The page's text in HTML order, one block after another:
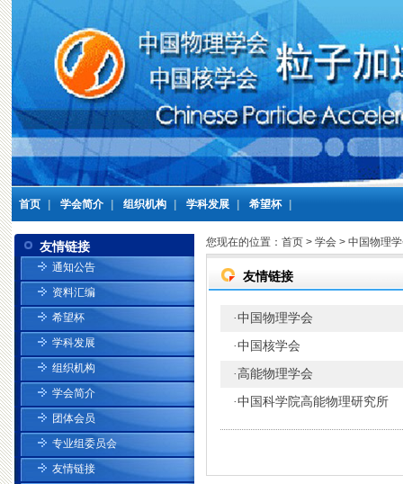
首页 学会简介 组织机构 学科发展 希望杯
友情链接
通知公告
资料汇编
希望杯
学科发展
组织机构
学会简介
团体会员
专业组委员会
友情链接
您现在的位置： 首页> 学会> 中国物理
友情链接
·中国物理学会
·中国核学会
·高能物理学会
·中国科学院高能物理研究所